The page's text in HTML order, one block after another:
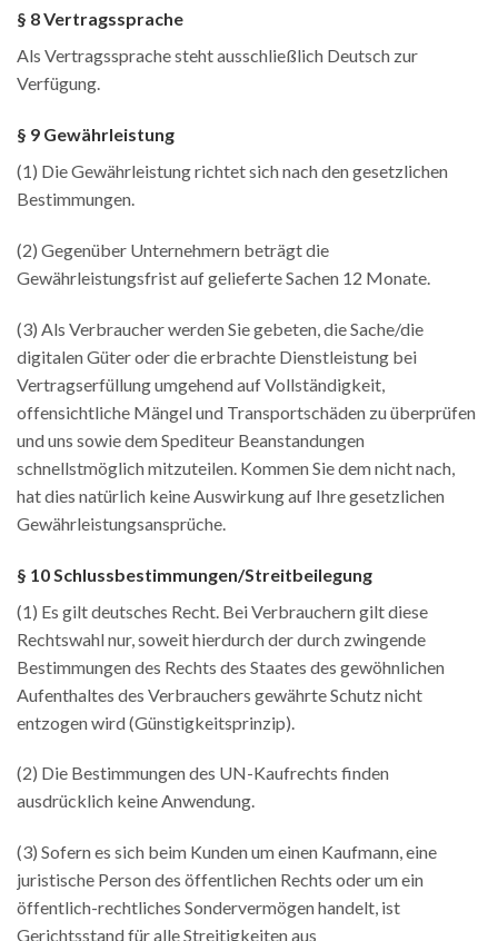
§ 8 Vertragssprache
Als Vertragssprache steht ausschließlich Deutsch zur
Verfügung.
§ 9 Gewährleistung
(1) Die Gewährleistung richtet sich nach den gesetzlichen
Bestimmungen.
(2) Gegenüber Unternehmern beträgt die
Gewährleistungsfrist auf gelieferte Sachen 12 Monate.
(3) Als Verbraucher werden Sie gebeten, die Sache/die
digitalen Güter oder die erbrachte Dienstleistung bei
Vertragserfüllung umgehend auf Vollständigkeit,
offensichtliche Mängel und Transportschäden zu überprüfen
und uns sowie dem Spediteur Beanstandungen
schnellstmöglich mitzuteilen. Kommen Sie dem nicht nach,
hat dies natürlich keine Auswirkung auf Ihre gesetzlichen
Gewährleistungsansprüche.
§ 10 Schlussbestimmungen/Streitbeilegung
(1) Es gilt deutsches Recht. Bei Verbrauchern gilt diese
Rechtswahl nur, soweit hierdurch der durch zwingende
Bestimmungen des Rechts des Staates des gewöhnlichen
Aufenthaltes des Verbrauchers gewährte Schutz nicht
entzogen wird (Günstigkeitsprinzip).
(2) Die Bestimmungen des UN-Kaufrechts finden
ausdrücklich keine Anwendung.
(3) Sofern es sich beim Kunden um einen Kaufmann, eine
juristische Person des öffentlichen Rechts oder um ein
öffentlich-rechtliches Sondervermögen handelt, ist
Gerichtsstand für alle Streitigkeiten aus